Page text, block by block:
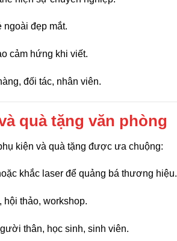
đẹp mắt.
cảm hứng khi viết.
đối tác, nhân viên.
quà tặng văn phòng
kiện và quà tặng được ưa chuộng:
khắc laser để quảng bá thương hiệu.
thảo, workshop.
thân, học sinh, sinh viên.